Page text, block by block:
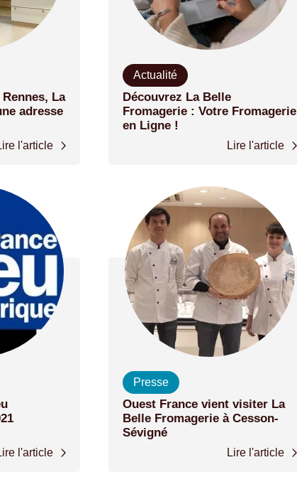
La
adresse
l'article
Actualité
Découvrez La Belle
Fromagerie : Votre Fromagerie
en Ligne !
Lire l'article
l'article
Presse
Ouest France vient visiter La
Belle Fromagerie à Cesson-
Sévigné
Lire l'article